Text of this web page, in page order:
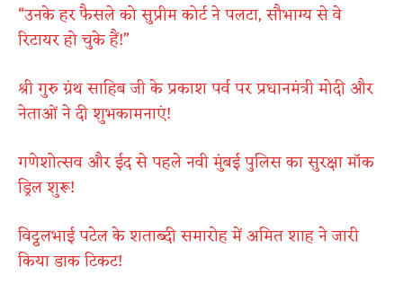
“उनके हर फैसले को सुप्रीम कोर्ट ने पलटा, सौभाग्य से वे
रिटायर हो चुके हैं!”
श्री गुरु ग्रंथ साहिब जी के प्रकाश पर्व पर प्रधानमंत्री मोदी और
नेताओं ने दी शुभकामनाएं!
गणेशोत्सव और ईद से पहले नवी मुंबई पुलिस का सुरक्षा मॉक
ड्रिल शुरू!
विट्ठलभाई पटेल के शताब्दी समारोह में अमित शाह ने जारी
किया डाक टिकट!